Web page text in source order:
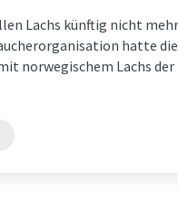
Lachs künftig nicht
hatte die
norwegischem Lachs der